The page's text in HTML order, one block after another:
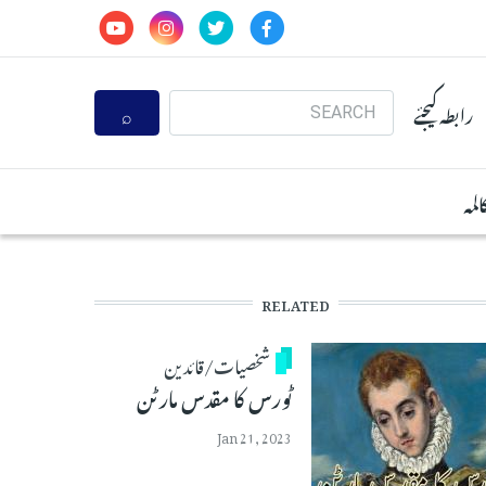
رابطہ کیجئے
Search
RELATED
شخصیات/قائدین
ٹورس کا مقدس مارٹن
Jan 21, 2023